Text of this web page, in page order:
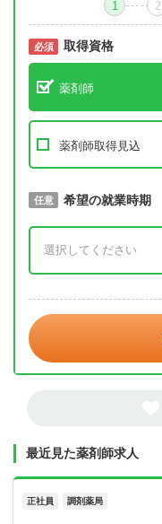
1 2
必須 取得資格
薬剤師
薬剤師取得見込
必須 取得予定年
任意 希望の就業時期
最近見た薬剤師求人
正社員 調剤薬局